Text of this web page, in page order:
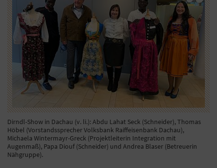
Dirndl-Show in Dachau (v. li.): Abdu Lahat Seck (Schneider), Thomas
Höbel (Vorstandssprecher Volksbank Raiffeisenbank Dachau),
Michaela Wintermayr-Greck (Projektleiterin Integration mit
Augenmaß), Papa Diouf (Schneider) und Andrea Blaser (Betreuerin
Nähgruppe).